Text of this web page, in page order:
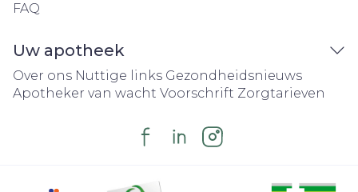
FAQ
Uw apotheek
Over ons Nuttige links Gezondheidsnieuws
Apotheker van wacht Voorschrift Zorgtarieven